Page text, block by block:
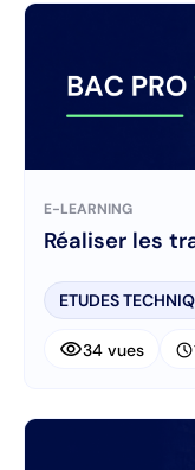
E-LEARNING
Réaliser les
ETUDES
visibility34 vues schedule